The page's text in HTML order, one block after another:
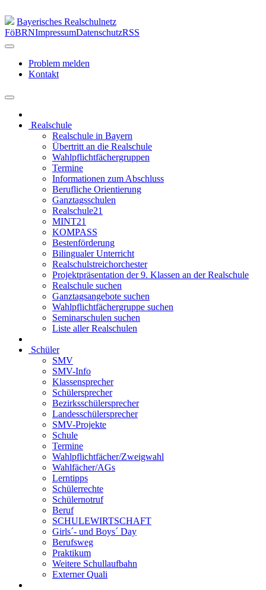
Bayerisches Realschulnetz
FöBRNImpressumDatenschutzRSS
Problem melden
Kontakt
Realschule
Realschule in Bayern
Übertritt an die Realschule
Wahlpflichtfächergruppen
Termine
Informationen zum Abschluss
Berufliche Orientierung
Ganztagsschulen
Realschule21
MINT21
KOMPASS
Bestenförderung
Bilingualer Unterricht
Realschulstreichorchester
Projektpräsentation der 9. Klassen an der Realschule
Realschule suchen
Ganztagsangebote suchen
Wahlpflichtfächergruppe suchen
Seminarschulen suchen
Liste aller Realschulen
Schüler
SMV
SMV-Info
Klassensprecher
Schülersprecher
Bezirksschülersprecher
Landesschülersprecher
SMV-Projekte
Schule
Termine
Wahlpflichtfächer/Zweigwahl
Wahlfächer/AGs
Lerntipps
Schülerrechte
Schülernotruf
Beruf
SCHULEWIRTSCHAFT
Girls´- und Boys´ Day
Berufsweg
Praktikum
Weitere Schullaufbahn
Externer Quali